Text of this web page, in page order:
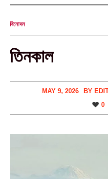
বিনোদন
তিনকাল
MAY 9, 2026 BY
0